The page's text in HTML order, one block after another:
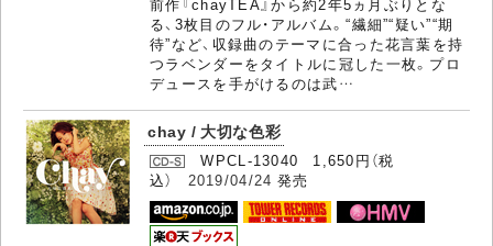
る、3枚目のフル・アルバム。“繊細”“疑い”“期
待”など、収録曲のテーマに合った花言葉を持
つラベンダーをタイトルに冠した一枚。プロ
デュースを手がけるのは武…
chay / 大切な色彩
WPCL-13040 1,650円（税
込） 2019/04/24 発売